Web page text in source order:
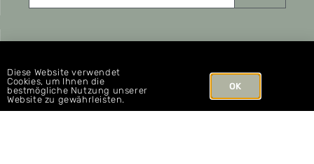
CONNECT
Diese Website verwendet
Cookies, um Ihnen die
bestmögliche Nutzung unserer
Website zu gewährleisten.
OK